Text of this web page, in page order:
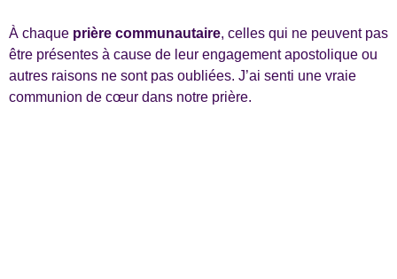
À chaque prière communautaire, celles qui ne peuvent pas
être présentes à cause de leur engagement apostolique ou
autres raisons ne sont pas oubliées. J’ai senti une vraie
communion de cœur dans notre prière.